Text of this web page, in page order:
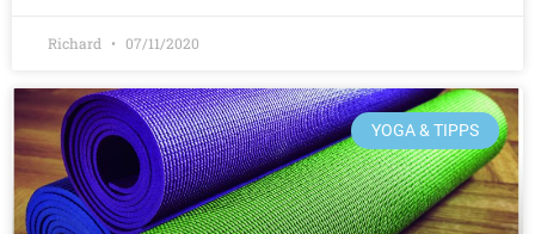
Richard 07/11/2020
YOGA & TIPPS